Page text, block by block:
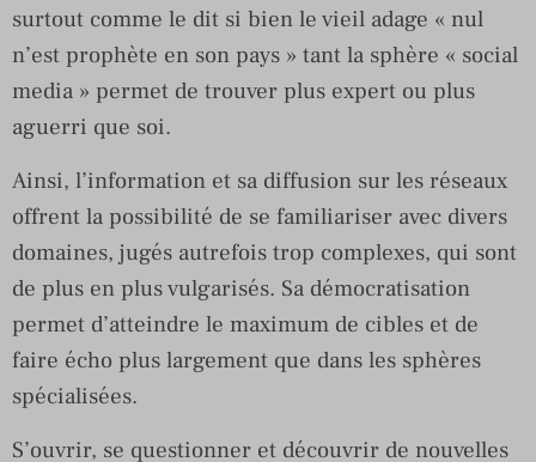
surtout comme le dit si bien le vieil adage « nul
n’est prophète en son pays » tant la sphère « social
media » permet de trouver plus expert ou plus
aguerri que soi.
Ainsi, l’information et sa diffusion sur les réseaux
offrent la possibilité de se familiariser avec divers
domaines, jugés autrefois trop complexes, qui sont
de plus en plus vulgarisés. Sa démocratisation
permet d’atteindre le maximum de cibles et de
faire écho plus largement que dans les sphères
spécialisées.
S’ouvrir, se questionner et découvrir de nouvelles